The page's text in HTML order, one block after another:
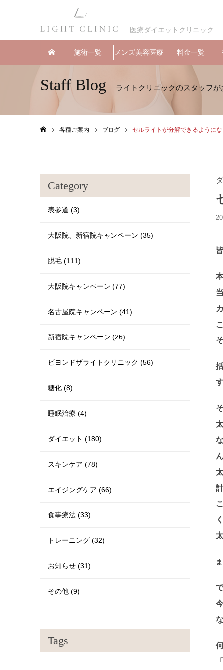
医療ダイエットクリニック
施術一覧 メンズ美容医療 料金一覧
Staff Blog
各種ご案内 ブログ セルライトが分解できるように
Category
表参道 (3)
大阪院、新宿院キャンペーン (35)
脱毛 (111)
大阪院キャンペーン (77)
名古屋院キャンペーン (41)
新宿院キャンペーン (26)
ビヨンドザライトクリニック (56)
糖化 (8)
睡眠治療 (4)
ダイエット (180)
スキンケア (78)
エイジングケア (66)
食事療法 (33)
トレーニング (32)
お知らせ (31)
その他 (9)
Tags